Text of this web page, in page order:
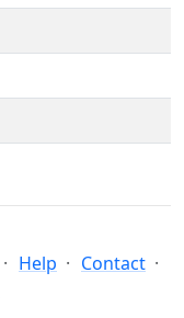
Help
Contact